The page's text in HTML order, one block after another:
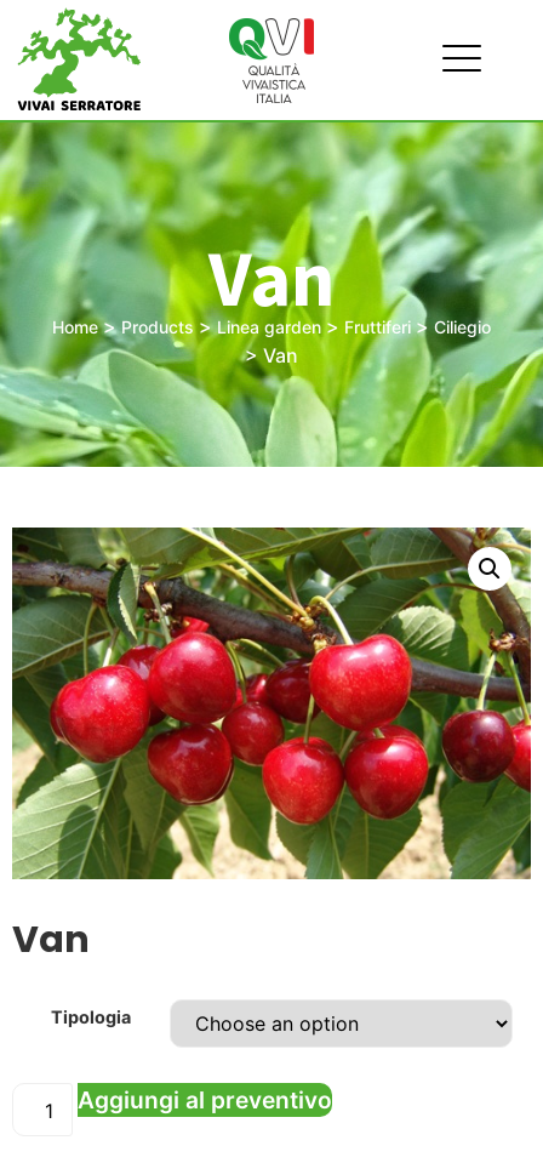
Van
Home>Products>Linea garden > Fruttiferi> Ciliegio
>Van
Van
Tipologia
Aggiungi al preventivo